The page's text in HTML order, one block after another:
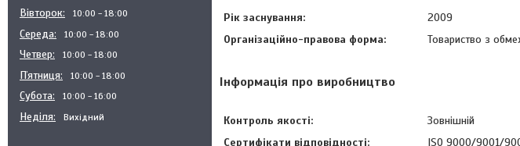
Вівторок 10:00 18:00
Середа 10:00 18:00
Четвер 10:00 18:00
Пʼятниця 10:00 18:00
Субота 10:00 16:00
Неділя Вихідний
Рік заснування:
2009
Організаційно-правова форма:
Товариство з
Інформація про виробництво
Контроль якості:
Зовнішній
Сертифікати відповідності:
ISO 9000/9001/